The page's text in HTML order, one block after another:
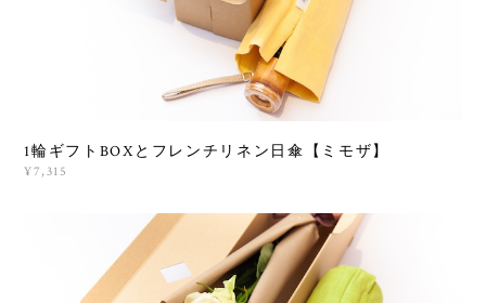
1輪ギフトBOXとフレンチリネン日傘【ミモザ】
¥7,315